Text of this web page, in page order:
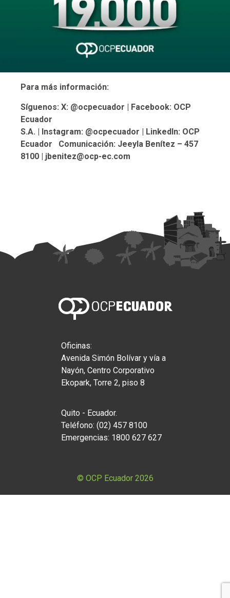
Para más información:
Síguenos: X: @ocpecuador | Facebook: OCP
Ecuador
S.A. | Instagram: @ocpecuador | LinkedIn: OCP
Ecuador Comunicación: Jeeyla Benítez – 457
8100 | jbenitez@ocp-ec.com
Oficinas:
Avenida Simón Bolívar y vía a
Nayón, Centro Corporativo
Ekopark, Torre 2, piso 8
Quito - Ecuador.
Teléfono: (02) 457 8100
Emergencias: 1800 627 627
© OCP Ecuador 2026